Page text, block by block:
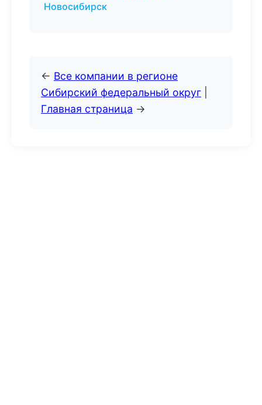
Новосибирск
← Все компании в регионе
Сибирский федеральный округ
Главная страница →